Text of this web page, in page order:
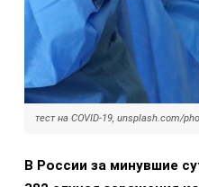
тест на COVID-19, unsplash.com/
В России за минувшие